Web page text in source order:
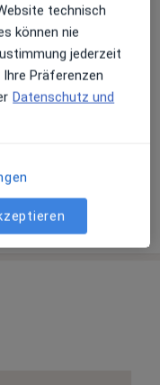
und
technisch
können nie
jederzeit
Präferenzen
Datenschutz und